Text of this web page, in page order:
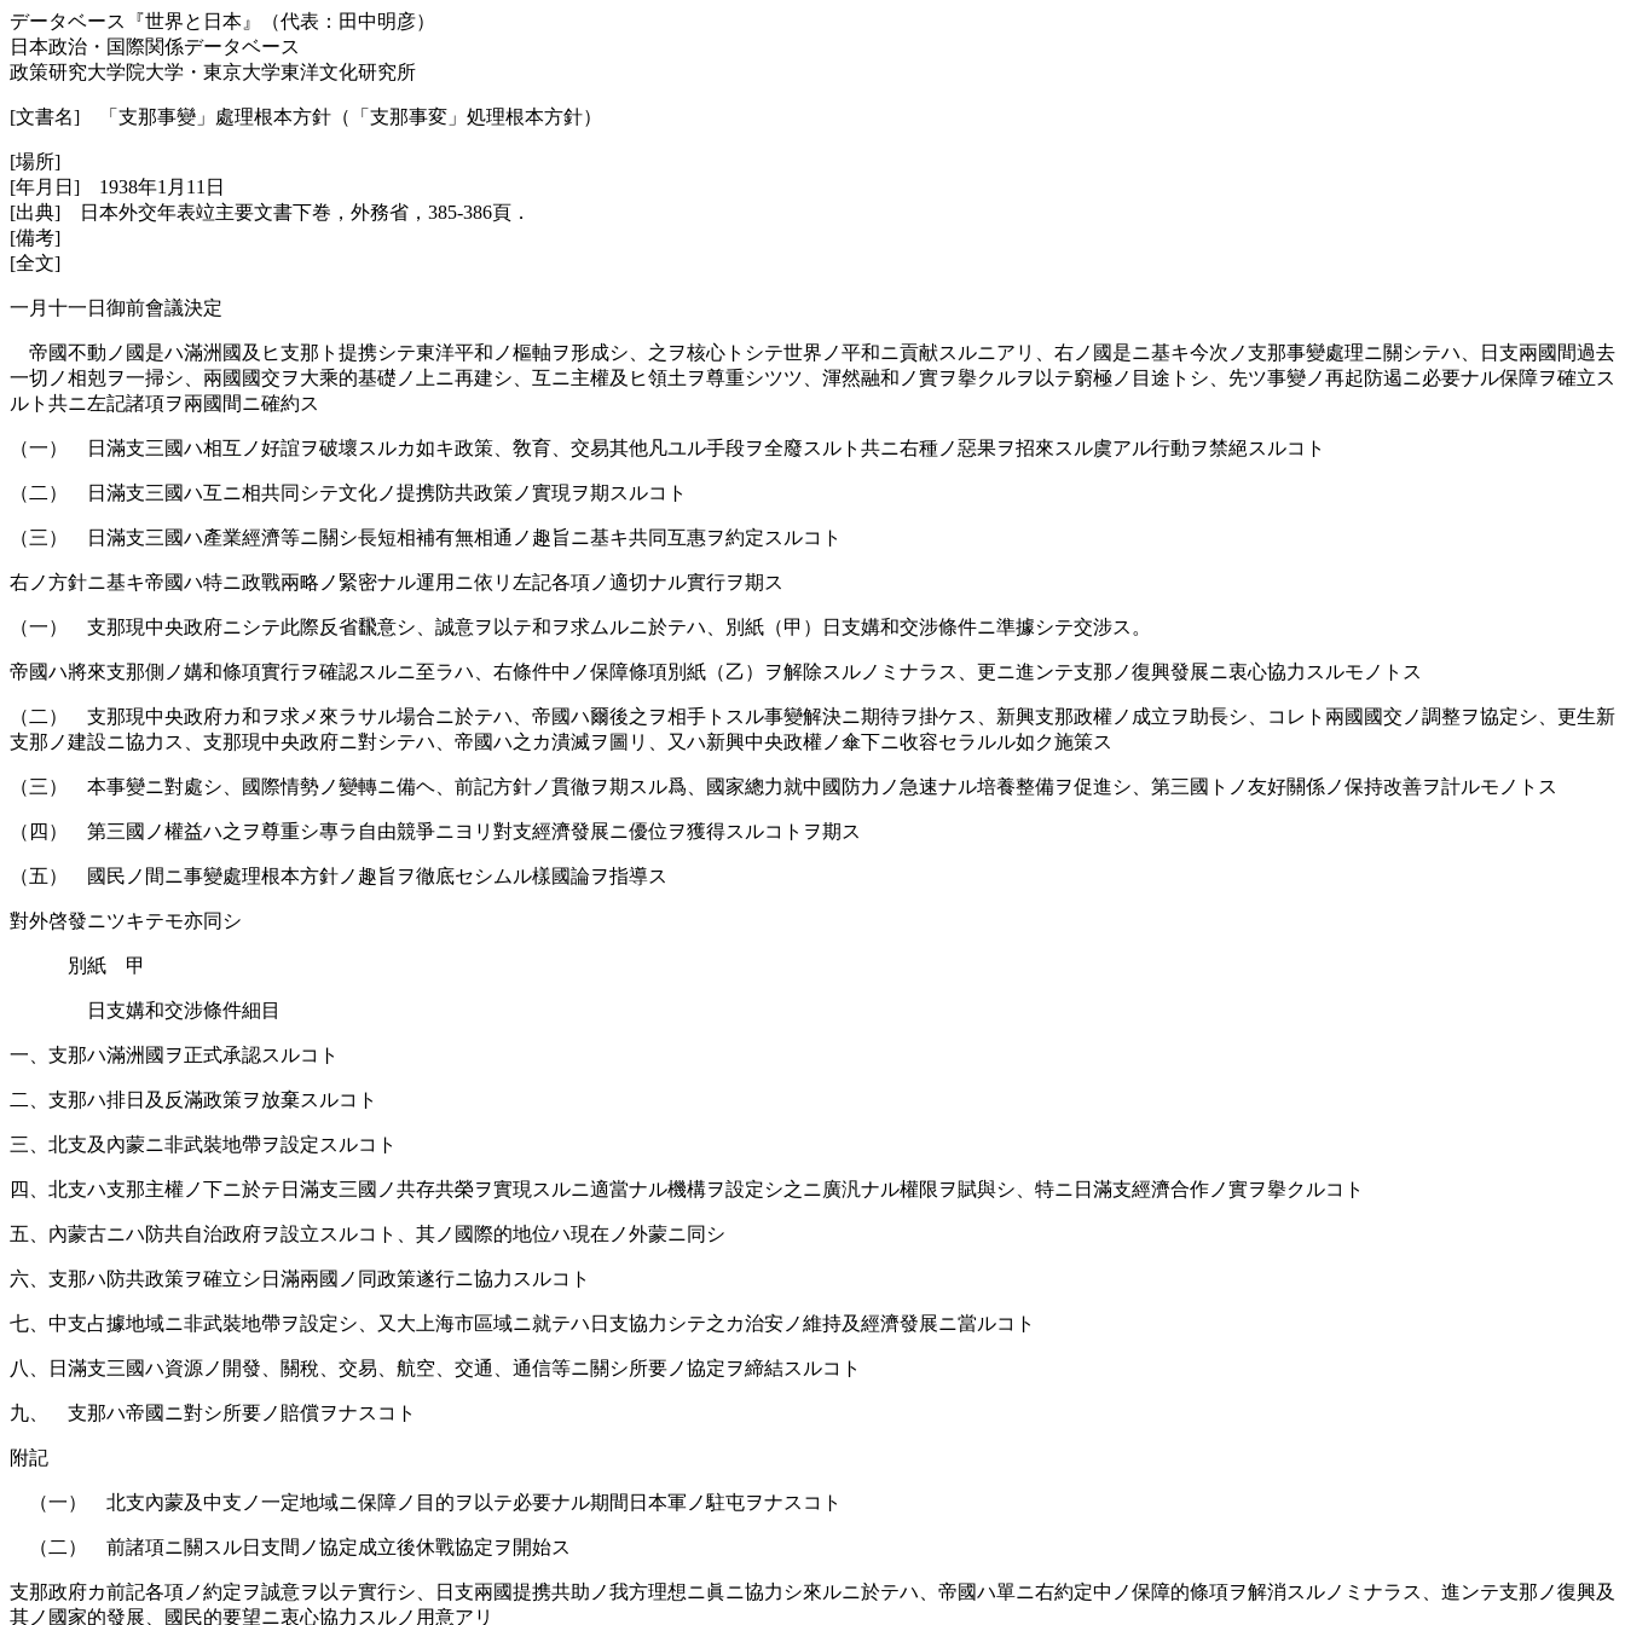
データベース『世界と日本』（代表：田中明彦）
日本政治・国際関係データベース
政策研究大学院大学・東京大学東洋文化研究所
[文書名] 「支那事變」處理根本方針（「支那事変」処理根本方針）
[場所]
[年月日] 1938年1月11日
[出典] 日本外交年表竝主要文書下巻，外務省，385-386頁．
[備考]
[全文]
一月十一日御前會議決定
帝國不動ノ國是ハ滿洲國及ヒ支那ト提携シテ東洋平和ノ樞軸ヲ形成シ、之ヲ核心トシテ世界ノ平和ニ貢献スルニアリ、右ノ國是ニ基キ今次ノ支那事變處理ニ關シテハ、日支兩國間過去
一切ノ相剋ヲ一掃シ、兩國國交ヲ大乘的基礎ノ上ニ再建シ、互ニ主權及ヒ領土ヲ尊重シツツ、渾然融和ノ實ヲ擧クルヲ以テ窮極ノ目途トシ、先ツ事變ノ再起防遏ニ必要ナル保障ヲ確立ス
ルト共ニ左記諸項ヲ兩國間ニ確約ス
（一） 日滿支三國ハ相互ノ好誼ヲ破壞スルカ如キ政策、敎育、交易其他凡ユル手段ヲ全廢スルト共ニ右種ノ惡果ヲ招來スル虞アル行動ヲ禁絕スルコト
（二） 日滿支三國ハ互ニ相共同シテ文化ノ提携防共政策ノ實現ヲ期スルコト
（三） 日滿支三國ハ產業經濟等ニ關シ長短相補有無相通ノ趣旨ニ基キ共同互惠ヲ約定スルコト
右ノ方針ニ基キ帝國ハ特ニ政戰兩略ノ緊密ナル運用ニ依リ左記各項ノ適切ナル實行ヲ期ス
（一） 支那現中央政府ニシテ此際反省飜意シ、誠意ヲ以テ和ヲ求ムルニ於テハ、別紙（甲）日支媾和交涉條件ニ準據シテ交涉ス。
帝國ハ將來支那側ノ媾和條項實行ヲ確認スルニ至ラハ、右條件中ノ保障條項別紙（乙）ヲ解除スルノミナラス、更ニ進ンテ支那ノ復興發展ニ衷心協力スルモノトス
（二） 支那現中央政府カ和ヲ求メ來ラサル場合ニ於テハ、帝國ハ爾後之ヲ相手トスル事變解決ニ期待ヲ掛ケス、新興支那政權ノ成立ヲ助長シ、コレト兩國國交ノ調整ヲ協定シ、更生新
支那ノ建設ニ協力ス、支那現中央政府ニ對シテハ、帝國ハ之カ潰滅ヲ圖リ、又ハ新興中央政權ノ傘下ニ收容セラルル如ク施策ス
（三） 本事變ニ對處シ、國際情勢ノ變轉ニ備ヘ、前記方針ノ貫徹ヲ期スル爲、國家總力就中國防力ノ急速ナル培養整備ヲ促進シ、第三國トノ友好關係ノ保持改善ヲ計ルモノトス
（四） 第三國ノ權益ハ之ヲ尊重シ專ラ自由競爭ニヨリ對支經濟發展ニ優位ヲ獲得スルコトヲ期ス
（五） 國民ノ間ニ事變處理根本方針ノ趣旨ヲ徹底セシムル樣國論ヲ指導ス
對外啓發ニツキテモ亦同シ
別紙 甲
日支媾和交涉條件細目
一、支那ハ滿洲國ヲ正式承認スルコト
二、支那ハ排日及反滿政策ヲ放棄スルコト
三、北支及內蒙ニ非武裝地帶ヲ設定スルコト
四、北支ハ支那主權ノ下ニ於テ日滿支三國ノ共存共榮ヲ實現スルニ適當ナル機構ヲ設定シ之ニ廣汎ナル權限ヲ賦與シ、特ニ日滿支經濟合作ノ實ヲ擧クルコト
五、內蒙古ニハ防共自治政府ヲ設立スルコト、其ノ國際的地位ハ現在ノ外蒙ニ同シ
六、支那ハ防共政策ヲ確立シ日滿兩國ノ同政策遂行ニ協力スルコト
七、中支占據地域ニ非武裝地帶ヲ設定シ、又大上海市區域ニ就テハ日支協力シテ之カ治安ノ維持及經濟發展ニ當ルコト
八、日滿支三國ハ資源ノ開發、關稅、交易、航空、交通、通信等ニ關シ所要ノ協定ヲ締結スルコト
九、 支那ハ帝國ニ對シ所要ノ賠償ヲナスコト
附記
（一） 北支內蒙及中支ノ一定地域ニ保障ノ目的ヲ以テ必要ナル期間日本軍ノ駐屯ヲナスコト
（二） 前諸項ニ關スル日支間ノ協定成立後休戰協定ヲ開始ス
支那政府カ前記各項ノ約定ヲ誠意ヲ以テ實行シ、日支兩國提携共助ノ我方理想ニ眞ニ協力シ來ルニ於テハ、帝國ハ單ニ右約定中ノ保障的條項ヲ解消スルノミナラス、進ンテ支那ノ復興及
其ノ國家的發展、國民的要望ニ衷心協力スルノ用意アリ